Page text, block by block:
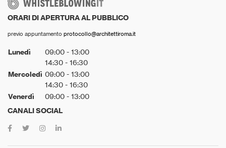
ORARI DI APERTURA AL PUBBLICO
previo appuntamento protocollo@architettiroma.it
Lunedì
09:00 - 13:00
14:30 - 16:30
Mercoledì 09:00 - 13:00
14:30 - 16:30
Venerdì 09:00 - 13:00
CANALI SOCIAL